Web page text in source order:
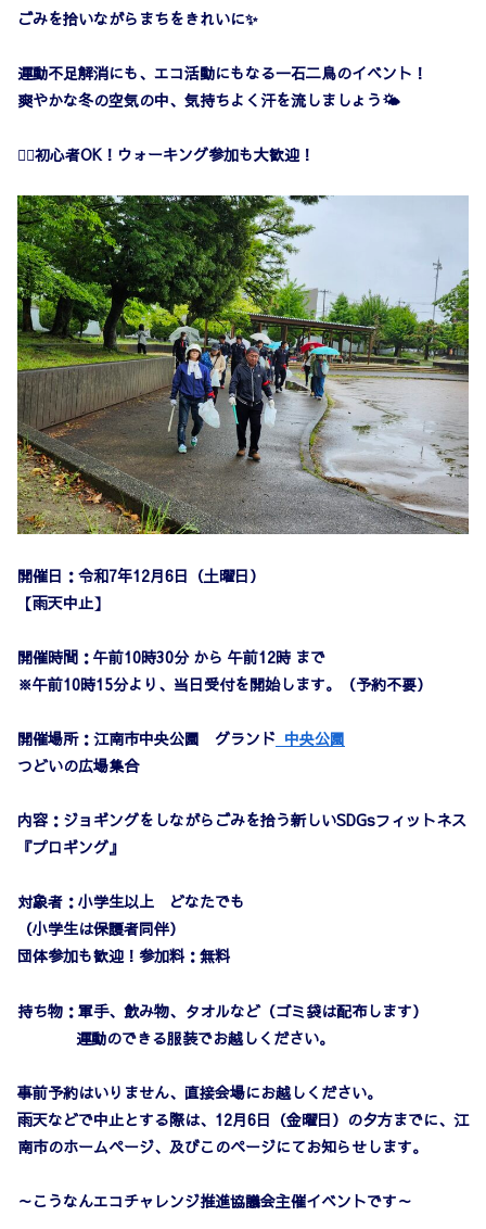
ごみを拾いながらまちをきれいに✨
運動不足解消にも、エコ活動にもなる一石二鳥のイベント！
爽やかな冬の空気の中、気持ちよく汗を流しましょう🌤️
🏃‍♂️初心者OK！ウォーキング参加も大歓迎！
開催日：令和7年12月6日（土曜日）
【雨天中止】
開催時間：午前10時30分 から 午前12時 まで
※午前10時15分より、当日受付を開始します。（予約不要）
開催場所：江南市中央公園 グランド 中央公園
つどいの広場集合
内容： ジョギングをしながらごみを拾う新しいSDGsフィットネス
『プロギング』
対象者：小学生以上 どなたでも
（小学生は保護者同伴）
団体参加も歓迎！参加料：無料
持ち物：軍手、飲み物、タオルなど（ゴミ袋は配布します）
運動のできる服装でお越しください。
事前予約はいりません、直接会場にお越しください。
雨天などで中止とする際は、12月6日（金曜日）の夕方までに、江
南市のホームページ、及びこのページにてお知らせします。
～こうなんエコチャレンジ推進協議会主催イベントです～